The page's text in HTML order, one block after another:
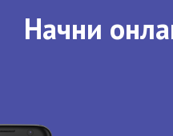
Начни